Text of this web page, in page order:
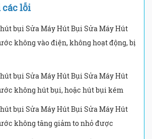
các lỗi
bụi Sửa Máy Hút Bụi Sửa Máy Hút
không vào điện, không hoạt động, bị
bụi Sửa Máy Hút Bụi Sửa Máy Hút
không hút bụi, hoặc hút bụi kém
bụi Sửa Máy Hút Bụi Sửa Máy Hút
không tăng giảm to nhỏ được